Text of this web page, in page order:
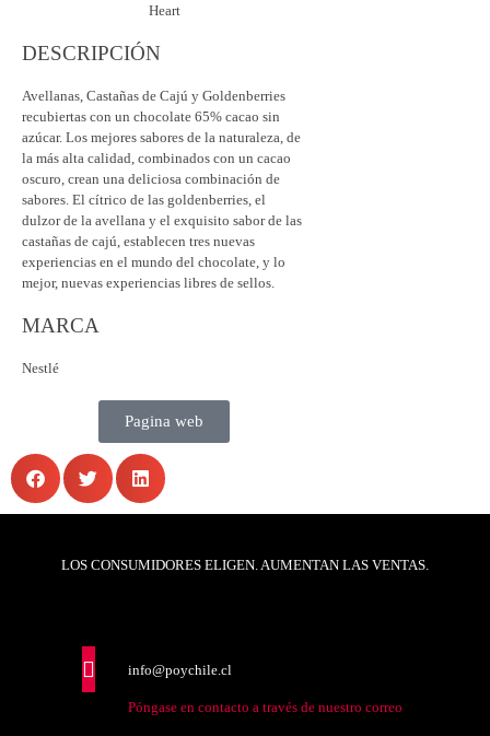
DESCRIPCIÓN
Avellanas, Castañas de Cajú y Goldenberries
recubiertas con un chocolate 65% cacao sin
azúcar. Los mejores sabores de la naturaleza, de
la más alta calidad, combinados con un cacao
oscuro, crean una deliciosa combinación de
sabores. El cítrico de las goldenberries, el
dulzor de la avellana y el exquisito sabor de las
castañas de cajú, establecen tres nuevas
experiencias en el mundo del chocolate, y lo
mejor, nuevas experiencias libres de sellos.
MARCA
Nestlé
Pagina web
LOS CONSUMIDORES ELIGEN. AUMENTAN LAS VENTAS.
info@poychile.cl
Póngase en contacto a través de nuestro correo